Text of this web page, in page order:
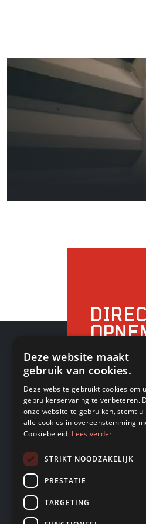
Nieuwe machines
Gebruikte
Deze website maakt
gebruik van cookies.
Deze website gebruikt cookies om
gebruikerservaring te verbeteren.
onze website te gebruiken, stemt u
alle cookies in overeenstemming
Cookiebeleid. Lees verder
STRIKT NOODZAKELIJK
PRESTATIE
TARGETING